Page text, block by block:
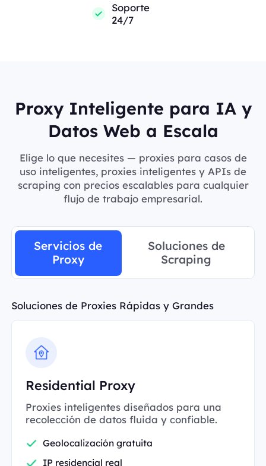
Soporte
24/7
Proxy Inteligente para IA y
Datos Web a Escala
Elige lo que necesites — proxies para casos de
uso inteligentes, proxies inteligentes y APIs de
scraping con precios escalables para cualquier
flujo de trabajo empresarial.
Servicios de
Proxy
Soluciones de
Scraping
Soluciones de Proxies Rápidas y Grandes
Residential Proxy
Proxies inteligentes diseñados para una
recolección de datos fluida y confiable.
Geolocalización gratuita
IP residencial real